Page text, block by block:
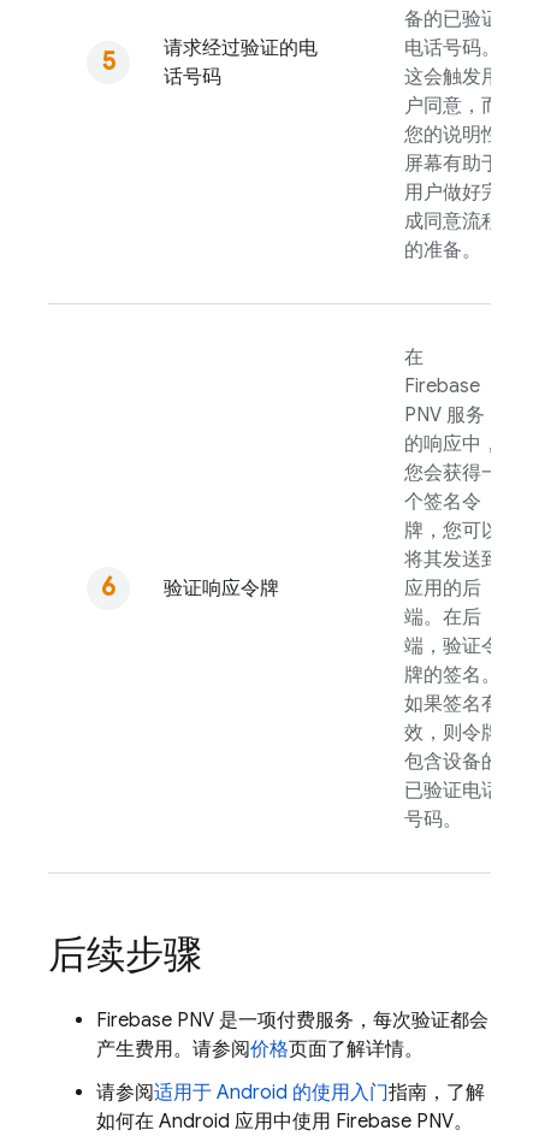
请求经过验证的电
话号码
备的已验证
电话号码。
这会触发用
户同意，而
您的说明性
屏幕有助于
用户做好完
成同意流程
的准备。
验证响应令牌
在
Firebase
PNV 服务
的响应中，
您会获得一
个签名令
牌，您可以
将其发送到
应用的后
端。在后
端，验证令
牌的签名。
如果签名有
效，则令牌
包含设备的
已验证电话
号码。
后续步骤
Firebase PNV 是一项付费服务，每次验证都会
产生费用。请参阅价格页面了解详情。
请参阅适用于 Android 的使用入门指南，了解
如何在 Android 应用中使用 Firebase PNV。